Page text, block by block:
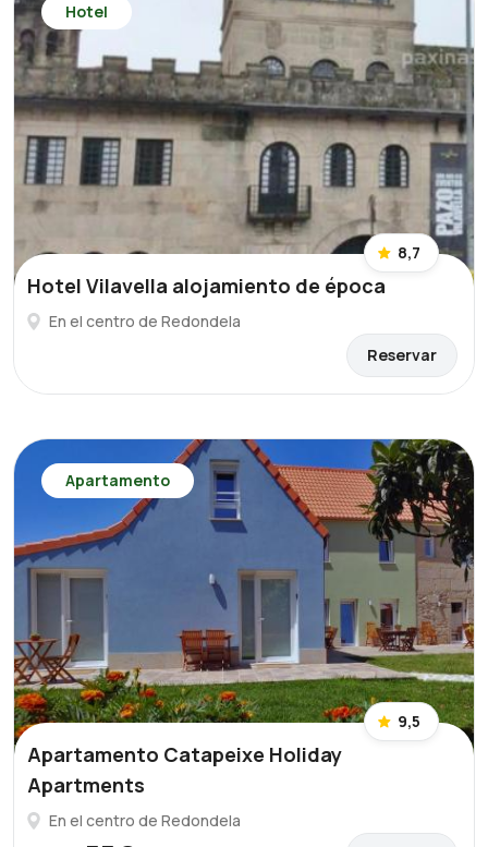
Hotel
8,7
Hotel Vilavella alojamiento de época
En el centro de Redondela
Reservar
Apartamento
9,5
Apartamento Catapeixe Holiday
Apartments
En el centro de Redondela